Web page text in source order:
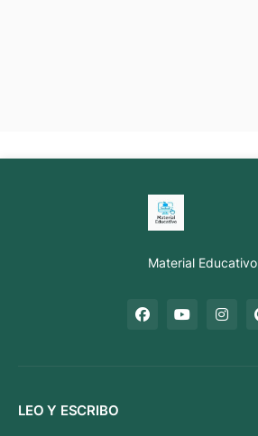
Material Educativo
LEO Y ESCRIBO